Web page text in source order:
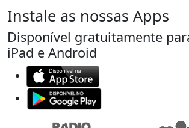
Instale as nossas Apps
Disponível gratuitamente
iPad e Android